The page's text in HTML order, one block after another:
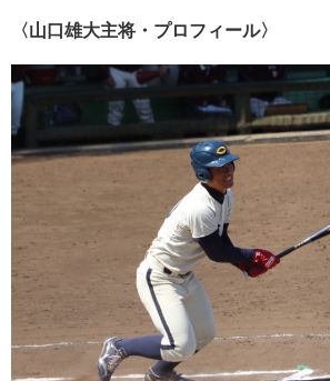
〈山口雄大主将・プロフィール〉